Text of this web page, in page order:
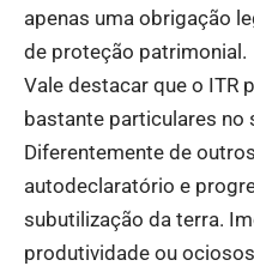
apenas uma obrigação
de proteção patrimonial.
Vale destacar que o ITR
bastante particulares
Diferentemente de
autodeclaratório e
subutilização da terra.
produtividade ou